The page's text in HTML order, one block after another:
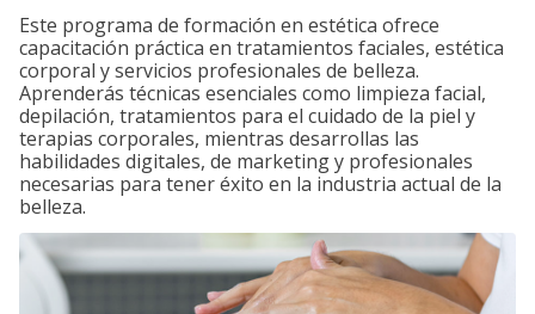
Este programa de formación en estética ofrece
capacitación práctica en tratamientos faciales, estética
corporal y servicios profesionales de belleza.
Aprenderás técnicas esenciales como limpieza facial,
depilación, tratamientos para el cuidado de la piel y
terapias corporales, mientras desarrollas las
habilidades digitales, de marketing y profesionales
necesarias para tener éxito en la industria actual de la
belleza.